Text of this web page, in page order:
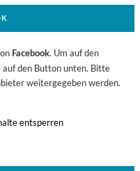
Facebook. Um auf den
auf den Button unten. Bitte
weitergegeben werden.
entsperren